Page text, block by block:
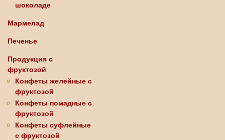
шоколаде
Мармелад
Печенье
Продукция с
фруктозой
Конфеты желейные с
фруктозой
Конфеты помадные с
фруктозой
Конфеты суфлейные
с фруктозой